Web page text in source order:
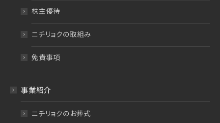
株主優待
ニチリョクの取組み
免責事項
事業紹介
ニチリョクのお葬式